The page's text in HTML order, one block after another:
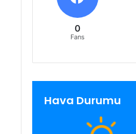
0
Fans
Hava Durumu